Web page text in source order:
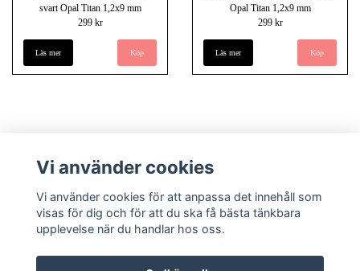
svart Opal Titan 1,2x9 mm
299 kr
Läs mer
Opal Titan 1,2x9 mm
299 kr
Läs mer
Vi använder cookies
Vi använder cookies för att anpassa det innehåll som
visas för dig och för att du ska få bästa tänkbara
upplevelse när du handlar hos oss.